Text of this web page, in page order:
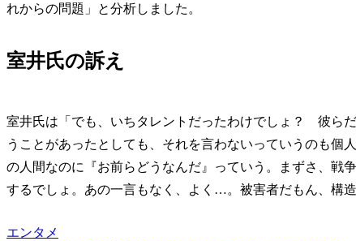
れからの問題」と分析しました。
室井氏の訴え
室井氏は「でも、いちタレントだったわけでしょ？ 彼ら
うことがあったとしても、それを言わないっていうのも個
の人間なのに『お前らどうなんだ』っていう。まずさ、戦
するでしょ。あの一言もなく、よく…。被害者だもん、構
エンタメ